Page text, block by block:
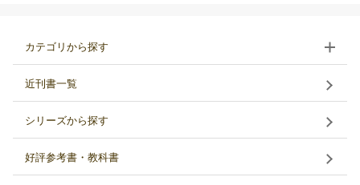
カテゴリから探す
近刊書一覧
シリーズから探す
好評参考書・教科書